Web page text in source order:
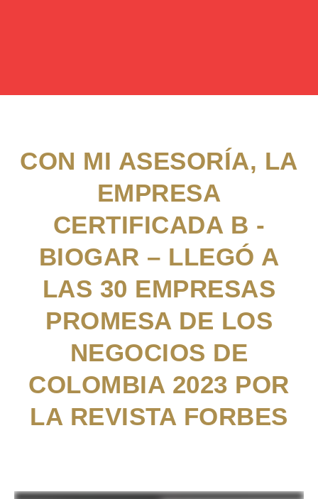
CON MI ASESORÍA, LA
EMPRESA
CERTIFICADA B -
BIOGAR – LLEGÓ A
LAS 30 EMPRESAS
PROMESA DE LOS
NEGOCIOS DE
COLOMBIA 2023 POR
LA REVISTA FORBES